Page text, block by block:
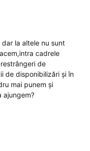
la altele nu sunt
cadrele
de
de disponibilizări și în
mai punem și
ajungem?